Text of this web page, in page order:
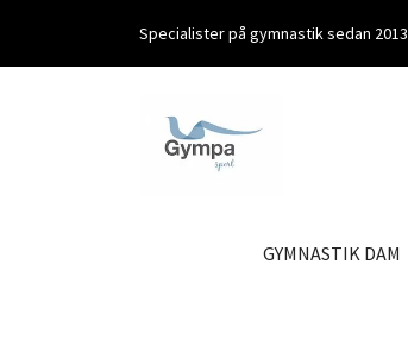
Specialister på gymnastik sedan 2013
GYMNASTIK DAM